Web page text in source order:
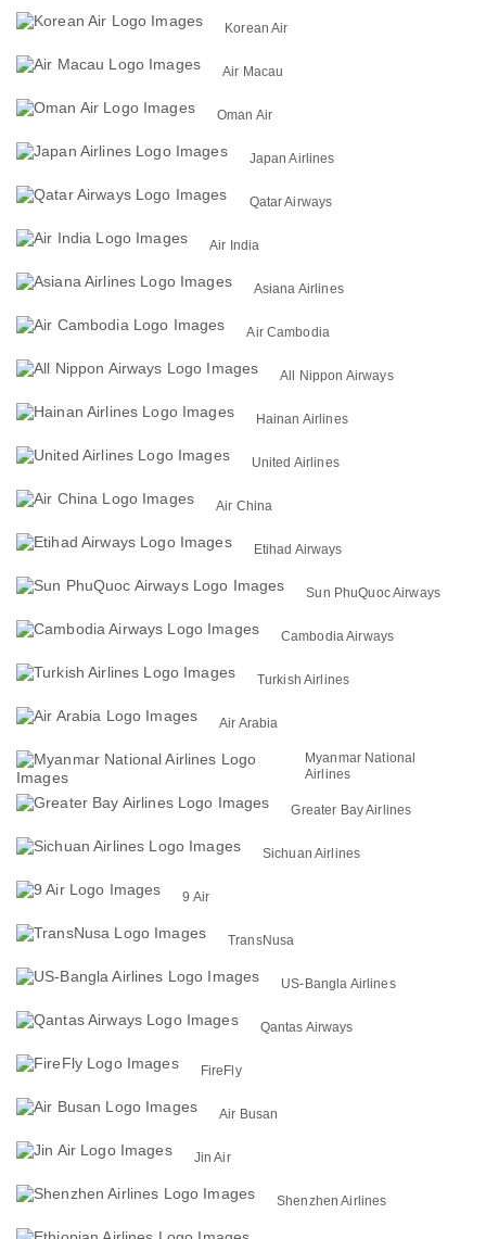
Korean Air
Air Macau
Oman Air
Japan Airlines
Qatar Airways
Air India
Asiana Airlines
Air Cambodia
All Nippon Airways
Hainan Airlines
United Airlines
Air China
Etihad Airways
Sun PhuQuoc Airways
Cambodia Airways
Turkish Airlines
Air Arabia
Myanmar National
Airlines
Greater Bay Airlines
Sichuan Airlines
9 Air
TransNusa
US-Bangla Airlines
Qantas Airways
FireFly
Air Busan
Jin Air
Shenzhen Airlines